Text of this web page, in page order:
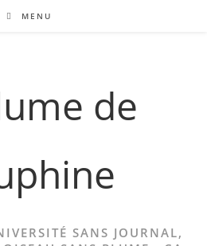
MENU
de
SANS JOURNAL,